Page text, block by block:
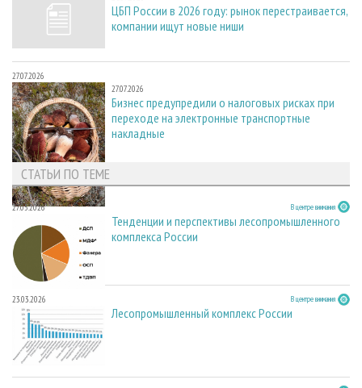
ЦБП России в 2026 году: рынок перестраивается,
компании ищут новые ниши
27.07.2026
27.07.2026
Бизнес предупредили о налоговых рисках при
переходе на электронные транспортные
накладные
СТАТЬИ ПО ТЕМЕ
27.05.2026 В центре внимания
Тенденции и перспективы лесопромышленного
комплекса России
23.03.2026 В центре внимания
Лесопромышленный комплекс России